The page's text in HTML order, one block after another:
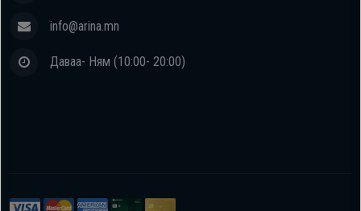
info@arina.mn
Даваа- Ням (10:00- 20:00)